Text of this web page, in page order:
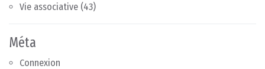
Vie associative (43)
Méta
Connexion